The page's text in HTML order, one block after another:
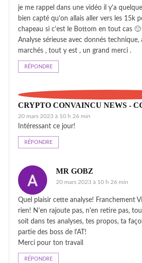
je me rappel dans une vidéo il y'a
bien capté qu'on allais aller vers les 15k
chapeau si c'est le Bottom en tout cas 🙂
Analyse sérieuse avec donnés technique,
marchés , tout y est , un grand merci .
RÉPONDRE
CRYPTO CONVAINCU NEWS -
20 mars 2023 à 10 h 26 min
Intéressant ce jour!
RÉPONDRE
MR GOBZ
20 mars 2023 à 10 h 26 min
Quel plaisir cette analyse! Franchement
rien! N'en rajoute pas, n'en retire pas,
soit dans tes analyses, tes propos, ta
partie des boss de l'AT!
Merci pour ton travail
RÉPONDRE